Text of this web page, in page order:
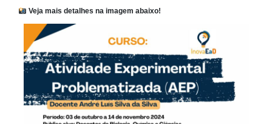
Veja mais detalhes na imagem abaixo!